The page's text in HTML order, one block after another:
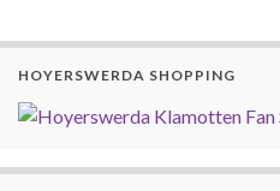
HOYERSWERDA SHOPPING